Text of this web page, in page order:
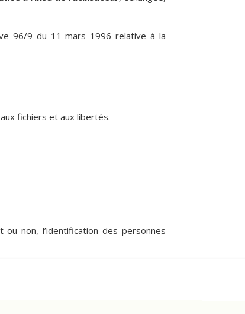
96/9 du 11 mars 1996 relative à la
fichiers et aux libertés.
non, l’identification des personnes